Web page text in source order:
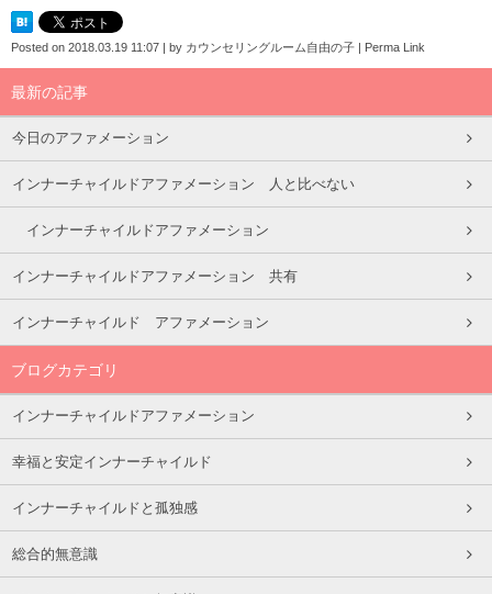
Posted on 2018.03.19 11:07 | by カウンセリングルーム自由の子 | Perma Link
最新の記事
今日のアファメーション
インナーチャイルドアファメーション 人と比べない
インナーチャイルドアファメーション
インナーチャイルドアファメーション 共有
インナーチャイルド アファメーション
ブログカテゴリ
インナーチャイルドアファメーション
幸福と安定インナーチャイルド
インナーチャイルドと孤独感
総合的無意識